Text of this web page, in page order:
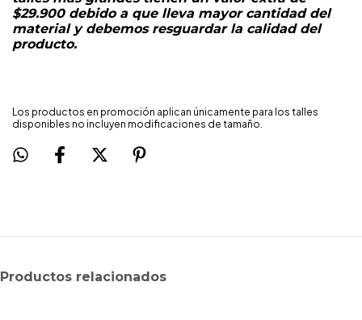
$29.900 debido a que lleva mayor cantidad del
material y debemos resguardar la calidad del
producto.
Los productos en promoción aplican únicamente para los talles
disponibles no incluyen modificaciones de tamaño.
Productos relacionados